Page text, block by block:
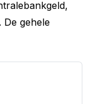
gehele